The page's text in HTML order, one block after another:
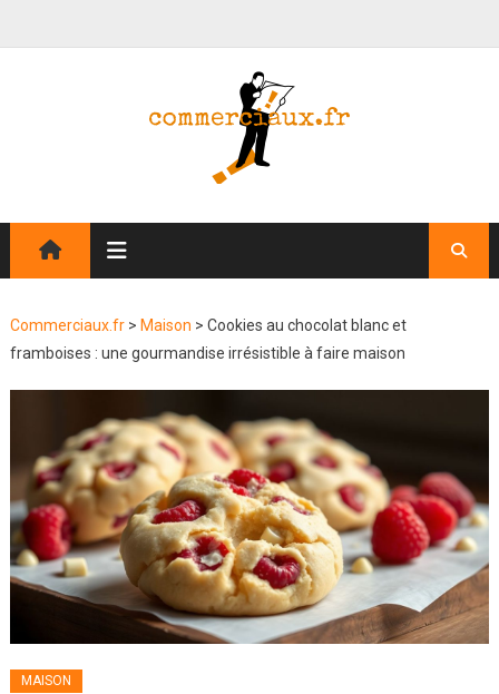
Commerciaux.fr> Maison > Cookies au chocolat blanc et
framboises : une gourmandise irrésistible à faire maison
MAISON